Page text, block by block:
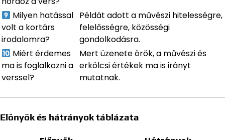
Milyen hatással
volt a kortárs
irodalomra?
Példát adott a művészi hitelességre,
felelősségre, közösségi
gondolkodásra.
Miért érdemes
ma is foglalkozni a
verssel?
Mert üzenete örök, a művészi és
erkölcsi értékek ma is irányt
mutatnak.
Előnyök és hátrányok táblázata